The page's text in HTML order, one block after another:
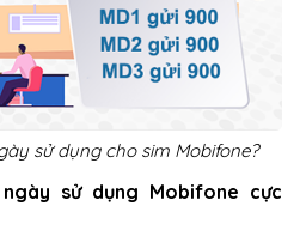
sử dụng cho sim Mobifone?
sử dụng Mobifone cực